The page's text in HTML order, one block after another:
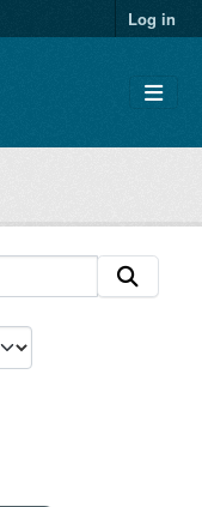
Log in